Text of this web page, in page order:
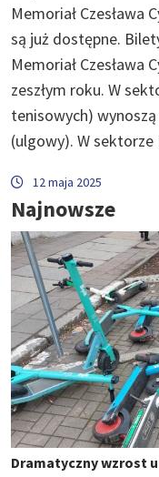
Memoriał Czesława
są już dostępne.
Memoriał Czesława
zeszłym roku. W
tenisowych) wynoszą
(ulgowy). W
12 maja 2025
Najnowsze
Dramatyczny wzrost